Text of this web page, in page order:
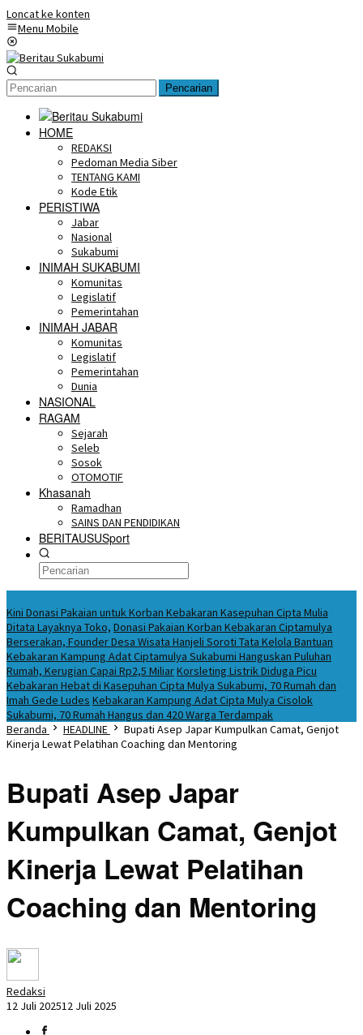
Loncat ke konten
Menu Mobile
Pencarian
HOME
REDAKSI
Pedoman Media Siber
TENTANG KAMI
Kode Etik
PERISTIWA
Jabar
Nasional
Sukabumi
INIMAH SUKABUMI
Komunitas
Legislatif
Pemerintahan
INIMAH JABAR
Komunitas
Legislatif
Pemerintahan
Dunia
NASIONAL
RAGAM
Sejarah
Seleb
Sosok
OTOMOTIF
Khasanah
Ramadhan
SAINS DAN PENDIDIKAN
BERITAUSUSport
Kini Donasi Pakaian untuk Korban Kebakaran Kasepuhan Cipta Mulia
Ditata Layaknya Toko, Donasi Pakaian Korban Kebakaran Ciptamulya
Berserakan, Founder Desa Wisata Hanjeli Soroti Tata Kelola Bantuan
Kebakaran Kampung Adat Ciptamulya Sukabumi Hanguskan Puluhan
Rumah, Kerugian Capai Rp2,5 MiliarKorsleting Listrik Diduga Picu
Kebakaran Hebat di Kasepuhan Cipta Mulya Sukabumi, 70 Rumah dan
Imah Gede Ludes Kebakaran Kampung Adat Cipta Mulya Cisolok
Sukabumi, 70 Rumah Hangus dan 420 Warga Terdampak
Beranda
HEADLINE
Bupati Asep Japar Kumpulkan Camat, Genjot
Kinerja Lewat Pelatihan Coaching dan Mentoring
Bupati Asep Japar
Kumpulkan Camat, Genjot
Kinerja Lewat Pelatihan
Coaching dan Mentoring
Redaksi
12 Juli 202512 Juli 2025